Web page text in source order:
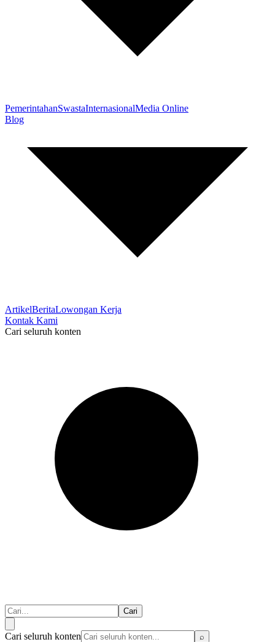
PemerintahanSwastaInternasionalMedia Online
Blog
ArtikelBeritaLowongan Kerja
Kontak Kami
Cari seluruh konten
Cari
Cari seluruh konten
⌕